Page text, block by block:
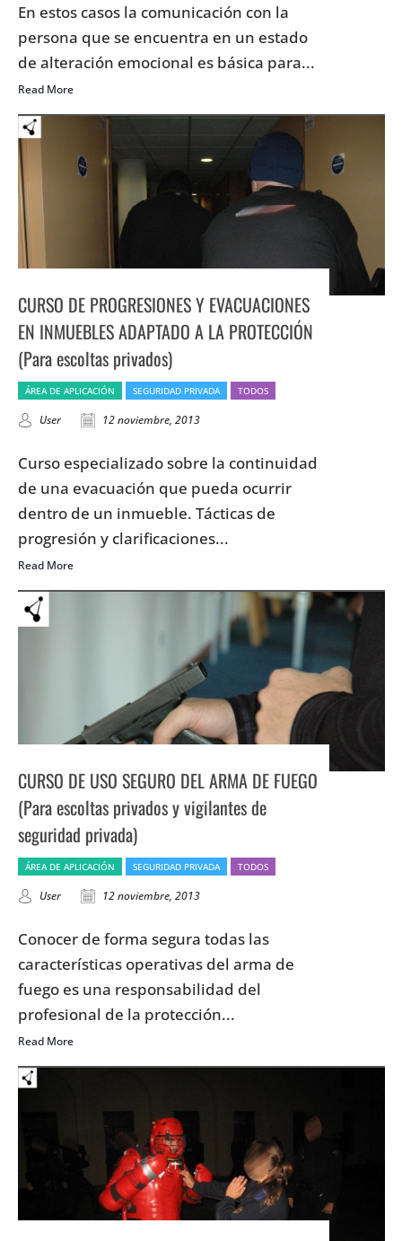
En estos casos la comunicación con la
persona que se encuentra en un estado
de alteración emocional es básica para...
Read More
CURSO DE PROGRESIONES Y EVACUACIONES
EN INMUEBLES ADAPTADO A LA PROTECCIÓN
(Para escoltas privados)
ÁREA DE APLICACIÓN SEGURIDAD PRIVADA TODOS
User 12 noviembre, 2013
Curso especializado sobre la continuidad
de una evacuación que pueda ocurrir
dentro de un inmueble. Tácticas de
progresión y clarificaciones...
Read More
CURSO DE USO SEGURO DEL ARMA DE FUEGO
(Para escoltas privados y vigilantes de
seguridad privada)
ÁREA DE APLICACIÓN SEGURIDAD PRIVADA TODOS
User 12 noviembre, 2013
Conocer de forma segura todas las
características operativas del arma de
fuego es una responsabilidad del
profesional de la protección...
Read More